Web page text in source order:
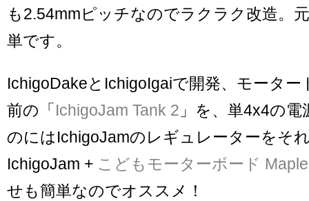
も2.54mmピッチなのでラクラク改造。
単です。
IchigoDakeとIchigoIgaiで開発、モーター
前の「IchigoJam Tank 2 」を、単4x4の
のにはIchigoJamのレギュレーターをそ
IchigoJam + こどもモーターボード
せも簡単なのでオススメ！